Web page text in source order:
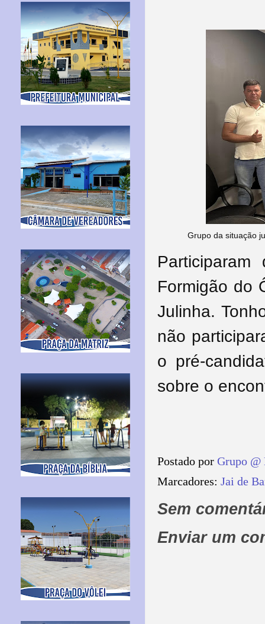
Grupo da situação
Formigão do
Julinha.
não
o pré-
sobre o
Postado por Grupo @
Marcadores: Jai de
Sem
Enviar um